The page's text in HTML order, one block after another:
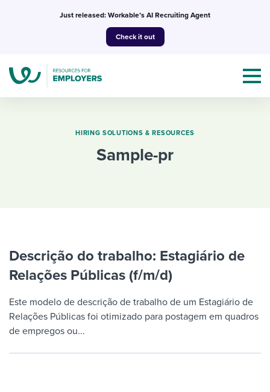
Just released: Workable’s AI Recruiting Agent
Check it out
Mobilizing AI in my work
Evaluating candidates
Working together with others
Developing & retaining people
I WANT...
Job description templates
Interview question templates
Onboarding checklists
I WANT TO LEARN ABOUT...
Applying for a job
Pay & benefits
Attend webinars & events
Workable customer stories
Explore Workable
HIRING SOLUTIONS & RESOURCES
sample-pr
Descrição do trabalho: Estagiário de
Relações Públicas (f/m/d)
Este modelo de descrição de trabalho de um Estagiário de
Relações Públicas foi otimizado para postagem em quadros
de empregos ou...